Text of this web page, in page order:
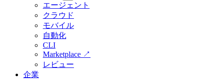
エージェント
クラウド
モバイル
自動化
CLI
Marketplace ↗
レビュー
企業